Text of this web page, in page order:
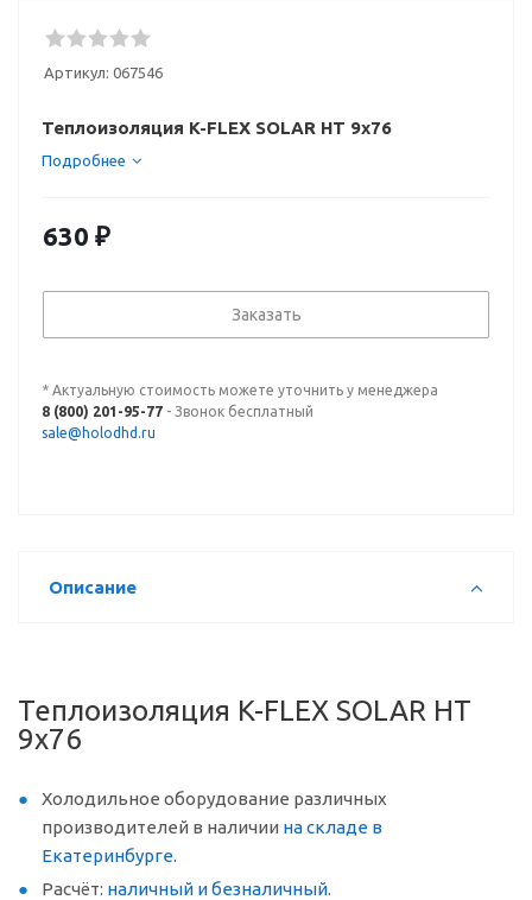
Артикул: 067546
Теплоизоляция K-FLEX SOLAR HT 9x76
Подробнее
630 ₽
Заказать
* Актуальную стоимость можете уточнить у менеджера
8 (800) 201-95-77 - Звонок бесплатный
sale@holodhd.ru
Описание
Теплоизоляция K-FLEX SOLAR HT
9x76
Холодильное оборудование различных
производителей в наличии на складе в
Екатеринбурге.
Расчёт: наличный и безналичный.